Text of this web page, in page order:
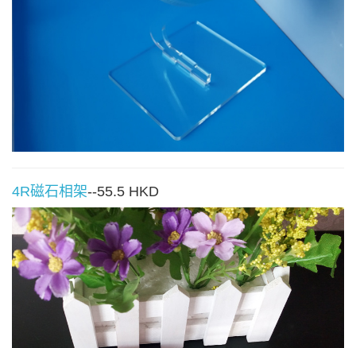
4R磁石相架--55.5 HKD